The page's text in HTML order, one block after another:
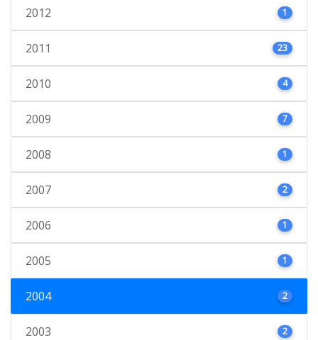
2012 1
2011 23
2010 4
2009 7
2008 1
2007 2
2006 1
2005 1
2004 2
2003 2